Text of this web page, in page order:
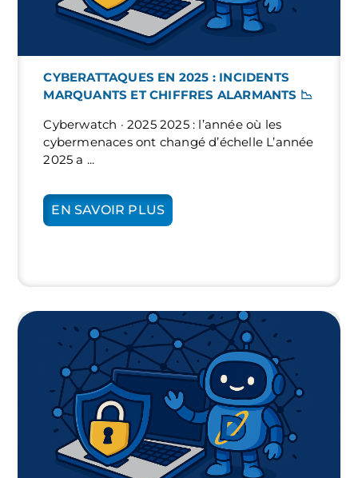
CYBERATTAQUES EN 2025 : INCIDENTS
MARQUANTS ET CHIFFRES ALARMANTS 📉
Cyberwatch · 2025 2025 : l’année où les
cybermenaces ont changé d’échelle L’année
2025 a ...
EN SAVOIR PLUS